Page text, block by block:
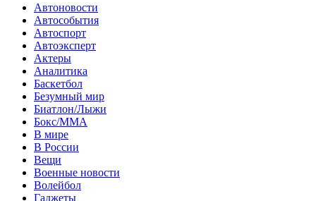
Автоновости
Автособытия
Автоспорт
Автоэксперт
Актеры
Аналитика
Баскетбол
Безумный мир
Биатлон/Лыжи
Бокс/MMA
В мире
В России
Вещи
Военные новости
Волейбол
Гаджеты